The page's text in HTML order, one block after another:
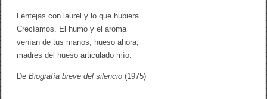
Lentejas con laurel y lo que hubiera.
Crecíamos. El humo y el aroma
venían de tus manos, hueso ahora,
madres del hueso articulado mío.
DeBiografía breve del silencio (1975)